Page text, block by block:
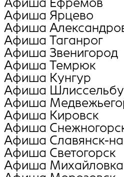
Афиша Ярцево
Афиша
Афиша Таганрог
Афиша Звенигород
Афиша Темрюк
Афиша Кунгур
Афиша
Афиша
Афиша Кировск
Афиша
Афиша Славянск-
Афиша Светогорск
Афиша Михайловка